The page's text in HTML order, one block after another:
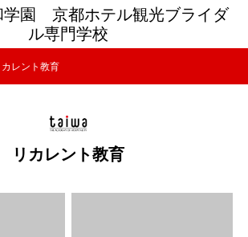
学園 京都ホテル観光ブライダ
ル専門学校
カレント教育
リカレント教育